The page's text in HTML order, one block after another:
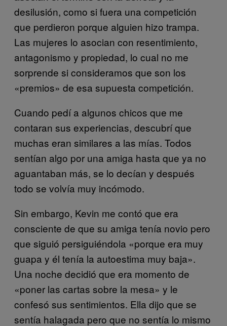
desilusión, como si fuera una competición
que perdieron porque alguien hizo trampa.
Las mujeres lo asocian con resentimiento,
antagonismo y propiedad, lo cual no me
sorprende si consideramos que son los
«premios» de esa supuesta competición.
Cuando pedí a algunos chicos que me
contaran sus experiencias, descubrí que
muchas eran similares a las mías. Todos
sentían algo por una amiga hasta que ya no
aguantaban más, se lo decían y después
todo se volvía muy incómodo.
Sin embargo, Kevin me contó que era
consciente de que su amiga tenía novio pero
que siguió persiguiéndola «porque era muy
guapa y él tenía la autoestima muy baja».
Una noche decidió que era momento de
«poner las cartas sobre la mesa» y le
confesó sus sentimientos. Ella dijo que se
sentía halagada pero que no sentía lo mismo